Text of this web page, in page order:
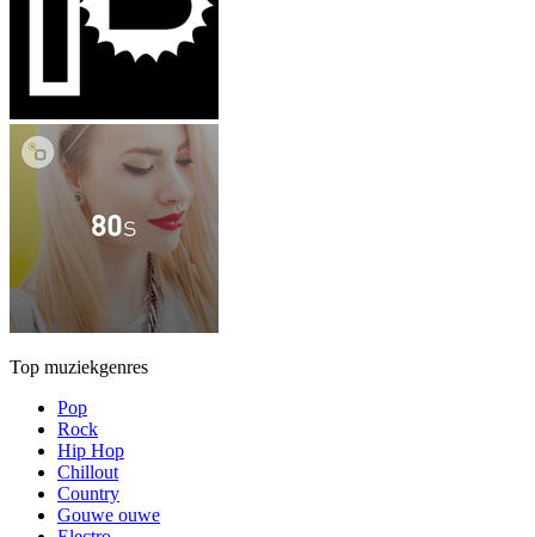
Top muziekgenres
Pop
Rock
Hip Hop
Chillout
Country
Gouwe ouwe